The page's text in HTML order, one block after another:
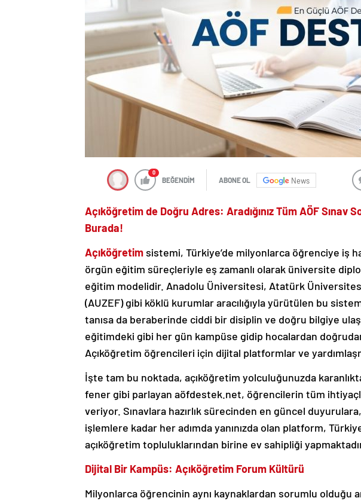
0
BEĞENDİM ABONE OL News
Açıköğretim de Doğru Adres: Aradığınız Tüm AÖF Sınav
Burada!
Açıköğretim sistemi, Türkiye’de milyonlarca öğrenciye iş
örgün eğitim süreçleriyle eş zamanlı olarak üniversite
eğitim modelidir. Anadolu Üniversitesi, Atatürk
(AUZEF) gibi köklü kurumlar aracılığıyla yürütülen bu
tanısa da beraberinde ciddi bir disiplin ve doğru bilgiye
eğitimdeki gibi her gün kampüse gidip hocalardan
Açıköğretim öğrencileri için dijital platformlar ve
İşte tam bu noktada, açıköğretim yolculuğunuzda
fener gibi parlayan aöfdestek.net, öğrencilerin tüm
veriyor. Sınavlara hazırlık sürecinden en güncel
işlemlere kadar her adımda yanınızda olan platform,
açıköğretim topluluklarından birine ev sahipliği
Dijital Bir Kampüs: Açıköğretim Forum Kültürü
Milyonlarca öğrencinin aynı kaynaklardan sorumlu olduğu